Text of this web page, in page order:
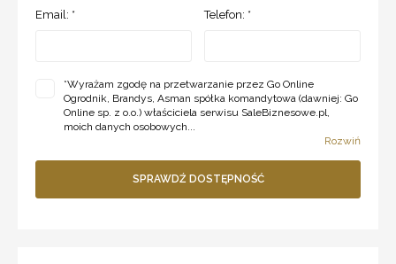
Email: * Telefon: *
*Wyrażam zgodę na przetwarzanie przez Go Online
Ogrodnik, Brandys, Asman spółka komandytowa (dawniej: Go
Online sp. z o.o.) właściciela serwisu SaleBiznesowe.pl,
moich danych osobowych...
Rozwiń
SPRAWDŹ DOSTĘPNOŚĆ